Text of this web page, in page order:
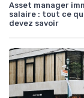
Asset manager
salaire : tout ce
devez savoir